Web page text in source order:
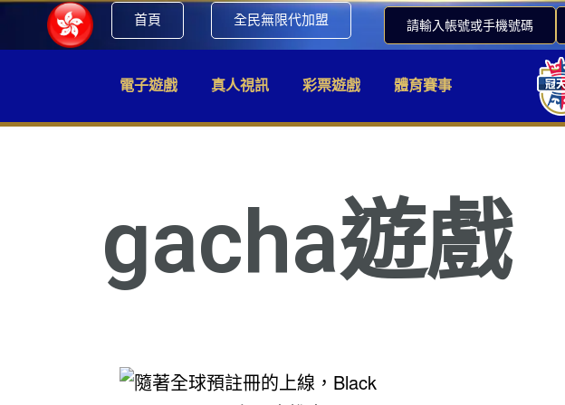
首頁 全民無限代加盟 請輸入帳號或手機號碼
電子遊戲 真人視訊 彩票遊戲 體育賽事
gacha遊戲